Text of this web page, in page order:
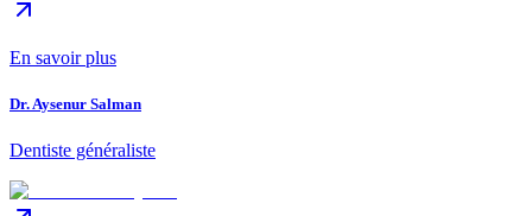
En savoir plus
Dr. Aysenur Salman
Dentiste généraliste